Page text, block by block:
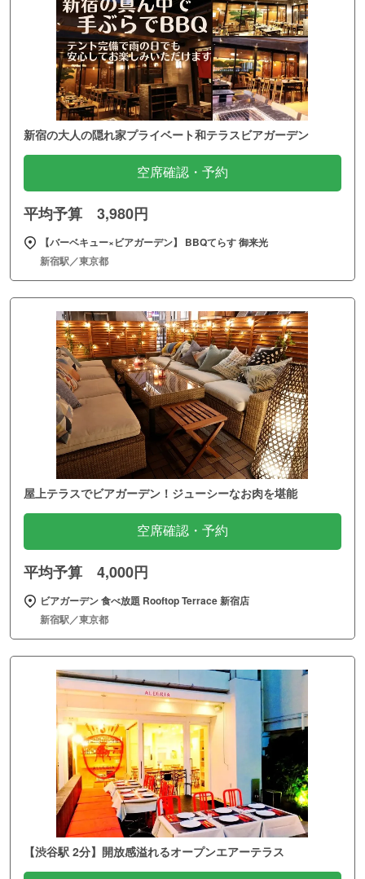
新宿の大人の隠れ家プライベート和テラスビアガーデン
空席確認・予約
平均予算 3,980円
【バーベキュー×ビアガーデン】 BBQてらす 御来光
新宿駅／東京都
屋上テラスでビアガーデン！ジューシーなお肉を堪能
空席確認・予約
平均予算 4,000円
ビアガーデン 食べ放題 Rooftop Terrace 新宿店
新宿駅／東京都
【渋谷駅 2分】開放感溢れるオープンエアーテラス